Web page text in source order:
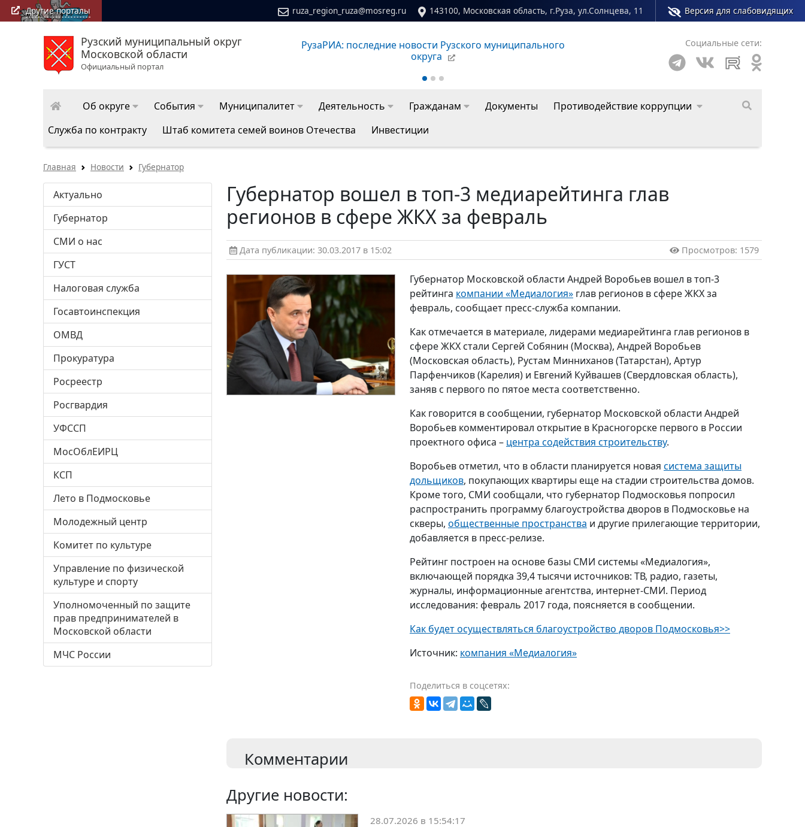
Другие порталы ruza_region_ruza@mosreg.ru 143100, Московская область, г.Руза, ул.Солнцева, 11 Версия для слабовидящих
Рузский муниципальный округ
Московской области
Официальный портал
РузаРИА: последние новости Рузского муниципального
округа
Сайт молодежного центра Рузского
Социальные сети:
Об округе События Муниципалитет Деятельность Гражданам Документы
Противодействие коррупции
Служба по контракту
Штаб комитета семей воинов Отечества Инвестиции
Главная Новости Губернатор
Актуально
Губернатор
СМИ о нас
ГУСТ
Налоговая служба
Госавтоинспекция
ОМВД
Прокуратура
Росреестр
Росгвардия
УФССП
МосОблЕИРЦ
КСП
Лето в Подмосковье
Молодежный центр
Комитет по культуре
Управление по физической
культуре и спорту
Уполномоченный по защите
прав предпринимателей в
Московской области
МЧС России
Губернатор вошел в топ-3 медиарейтинга глав
регионов в сфере ЖКХ за февраль
Дата публикации: 30.03.2017 в 15:02 Просмотров: 1579
Губернатор Московской области Андрей Воробьев вошел в топ-3
рейтинга компании «Медиалогия»глав регионов в сфере ЖКХ за
февраль, сообщает пресс-служба компании.
Как отмечается в материале, лидерами медиарейтинга глав регионов в
сфере ЖКХ стали Сергей Собянин (Москва), Андрей Воробьев
(Московская область), Рустам Минниханов (Татарстан), Артур
Парфенчиков (Карелия) и Евгений Куйвашев (Свердловская область),
заняв с первого по пятое места соответственно.
Как говорится в сообщении, губернатор Московской области Андрей
Воробьев комментировал открытие в Красногорске первого в России
проектного офиса – центра содействия строительству.
Воробьев отметил, что в области планируется новая система защиты
дольщиков, покупающих квартиры еще на стадии строительства домов.
Кроме того, СМИ сообщали, что губернатор Подмосковья попросил
распространить программу благоустройства дворов в Подмосковье на
скверы, общественные пространства и другие прилегающие территории,
добавляется в пресс-релизе.
Рейтинг построен на основе базы СМИ системы «Медиалогия»,
включающей порядка 39,4 тысячи источников: ТВ, радио, газеты,
журналы, информационные агентства, интернет-СМИ. Период
исследования: февраль 2017 года, поясняется в сообщении.
Как будет осуществляться благоустройство дворов Подмосковья>>
Источник: компания «Медиалогия»
Поделиться в соцсетях:
Комментарии
Другие новости:
28.07.2026 в 15:54:17